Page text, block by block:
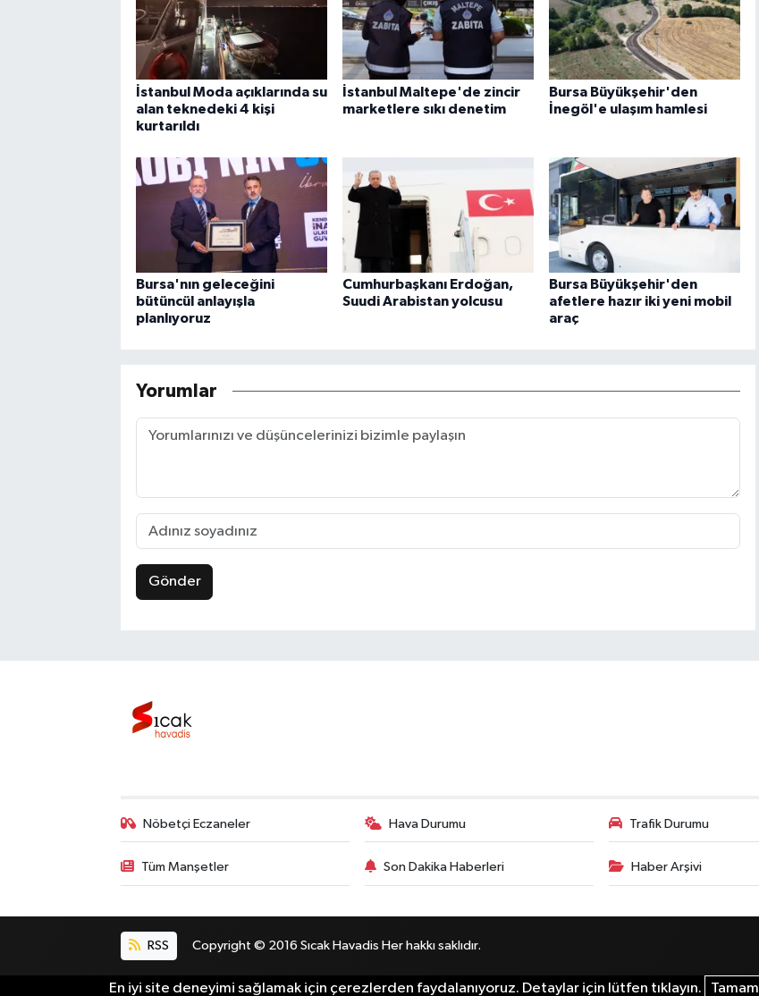
İstanbul Moda açıklarında su
alan teknedeki 4 kişi
kurtarıldı
İstanbul Maltepe'de zincir
marketlere sıkı denetim
Bursa Büyükşehir'den
İnegöl'e ulaşım hamlesi
Bursa'nın geleceğini
bütüncül anlayışla
planlıyoruz
Cumhurbaşkanı Erdoğan,
Suudi Arabistan yolcusu
Bursa Büyükşehir'den
afetlere hazır iki yeni mobil
araç
Yorumlar
Gönder
Nöbetçi Eczaneler Hava Durumu Trafik Durumu
Tüm Manşetler Son Dakika Haberleri Haber Arşivi
RSS Copyright © 2016 Sıcak Havadis Her hakkı saklıdır.
En iyi site deneyimi sağlamak için çerezlerden faydalanıyoruz. Detaylar için lütfen tıklayın. Tamam